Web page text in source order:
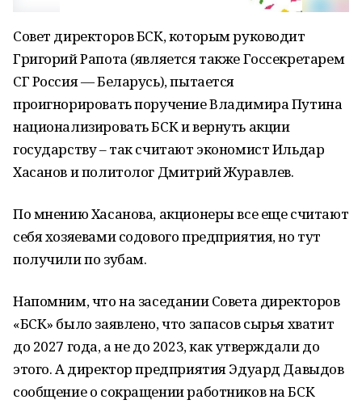
Совет директоров БСК, которым руководит
Григорий Рапота (является также Госсекретарем
СГ Россия — Беларусь), пытается
проигнорировать поручение Владимира Путина
национализировать БСК и вернуть акции
государству – так считают экономист Ильдар
Хасанов и политолог Дмитрий Журавлев.
По мнению Хасанова, акционеры все еще считают
себя хозяевами содового предприятия, но тут
получили по зубам.
Напомним, что на заседании Совета директоров
«БСК» было заявлено, что запасов сырья хватит
до 2027 года, а не до 2023, как утверждали до
этого. А директор предприятия Эдуард Давыдов
сообщение о сокращении работников на БСК